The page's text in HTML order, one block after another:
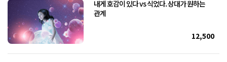
내게 호감이 있다 vs 식었다. 상대가 원하는
관계
12,500